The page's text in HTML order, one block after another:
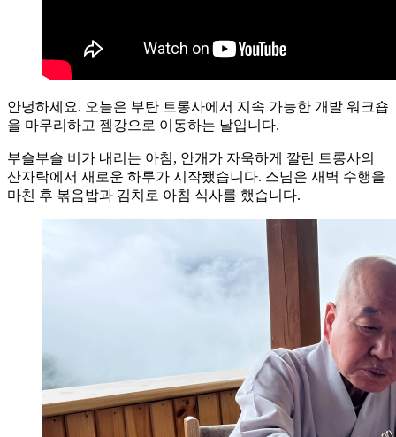
안녕하세요. 오늘은 부탄 트롱사에서 지속 가능한 개발 워크숍
을 마무리하고 젬강으로 이동하는 날입니다.
부슬부슬 비가 내리는 아침, 안개가 자욱하게 깔린 트롱사의
산자락에서 새로운 하루가 시작됐습니다. 스님은 새벽 수행을
마친 후 볶음밥과 김치로 아침 식사를 했습니다.